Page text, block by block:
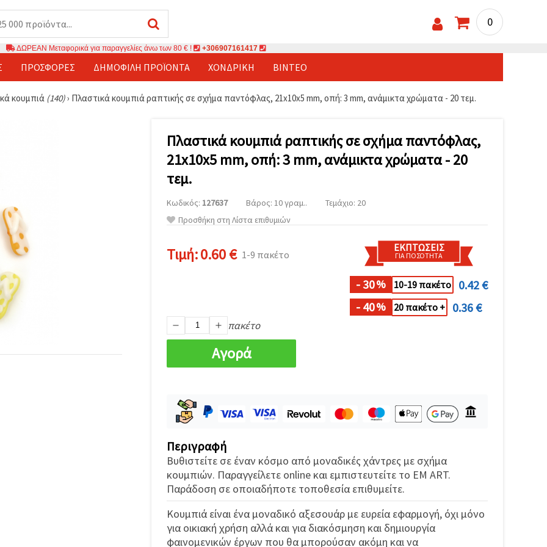
0
ΔΩΡΕΑΝ Μεταφορικά για παραγγελίες άνω των 80 € ! +306907161417
ΠΡΟΣΦΟΡΈΣ ΔΗΜΟΦΙΛΉ ΠΡΟΪΌΝΤΑ ΧΟΝΔΡΙΚΉ ΒΊΝΤΕΟ
κουμπιά (140)› Πλαστικά κουμπιά ραπτικής σε σχήμα παντόφλας, 21x10x5 mm, οπή: 3 mm, ανάμικτα χρώματα - 20 τεμ.
Πλαστικά κουμπιά ραπτικής σε σχήμα παντόφλας,
21x10x5 mm, οπή: 3 mm, ανάμικτα χρώματα - 20
τεμ.
Κωδικός: 127637 Βάρος: 10 γραμ..
Τεμάχιο: 20
Προσθήκη στη Λίστα επιθυμιών
Τιμή:0.60 € 1-9 πακέτο
ΕΚΠΤΏΣΕΙΣ
ΓΙΑ ΠΟΣΌΤΗΤΑ
- 30% 10-19 πακέτο
0.42 €
- 40% 20 πακέτο + 0.36 €
πακέτο
Αγορά
Περιγραφή
Βυθιστείτε σε έναν κόσμο από μοναδικές χάντρες με σχήμα
κουμπιών. Παραγγείλετε online και εμπιστευτείτε το EM ART.
Παράδοση σε οποιαδήποτε τοποθεσία επιθυμείτε.
Κουμπιά είναι ένα μοναδικό αξεσουάρ με ευρεία εφαρμογή, όχι μόνο
για οικιακή χρήση αλλά και για διακόσμηση και δημιουργία
φαινομενικών έργων που θα μπορούσαν ακόμη και να